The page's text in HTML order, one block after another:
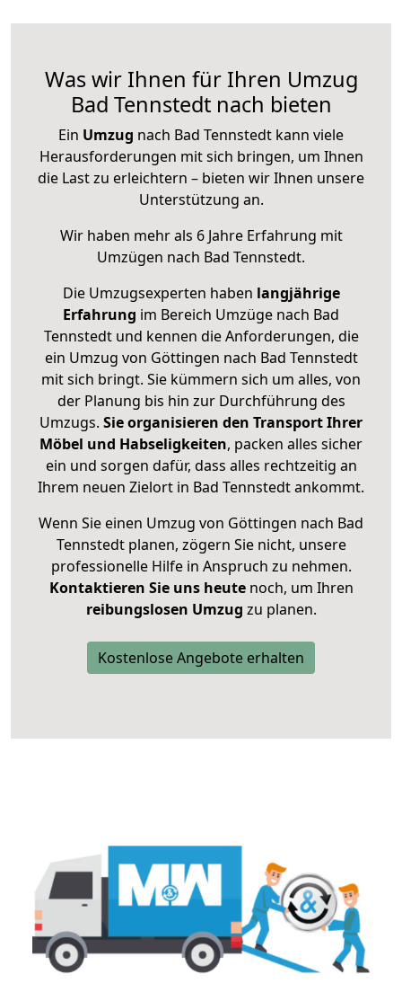
Was wir Ihnen für Ihren Umzug
Bad Tennstedt nach bieten
Ein Umzug nach Bad Tennstedt kann viele
Herausforderungen mit sich bringen, um Ihnen
die Last zu erleichtern – bieten wir Ihnen unsere
Unterstützung an.
Wir haben mehr als 6 Jahre Erfahrung mit
Umzügen nach Bad Tennstedt.
Die Umzugsexperten haben langjährige
Erfahrung im Bereich Umzüge nach Bad
Tennstedt und kennen die Anforderungen, die
ein Umzug von Göttingen nach Bad Tennstedt
mit sich bringt. Sie kümmern sich um alles, von
der Planung bis hin zur Durchführung des
Umzugs. Sie organisieren den Transport Ihrer
Möbel und Habseligkeiten, packen alles sicher
ein und sorgen dafür, dass alles rechtzeitig an
Ihrem neuen Zielort in Bad Tennstedt ankommt.
Wenn Sie einen Umzug von Göttingen nach Bad
Tennstedt planen, zögern Sie nicht, unsere
professionelle Hilfe in Anspruch zu nehmen.
Kontaktieren Sie uns heutenoch, um Ihren
reibungslosen Umzug zu planen.
Kostenlose Angebote erhalten